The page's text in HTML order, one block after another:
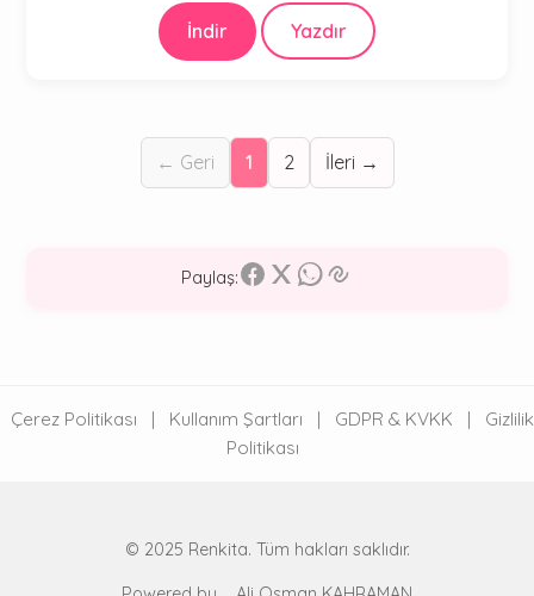
İndir Yazdır
← Geri 1 2 İleri →
Paylaş:
Çerez Politikası | Kullanım Şartları | GDPR & KVKK |
Gizlilik
Politikası
© 2025 Renkita. Tüm hakları saklıdır.